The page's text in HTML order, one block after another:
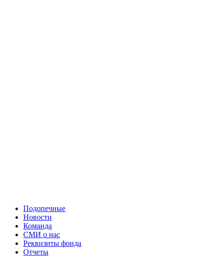
Подопечные
Новости
Команда
СМИ о нас
Реквизиты фонда
Отчеты